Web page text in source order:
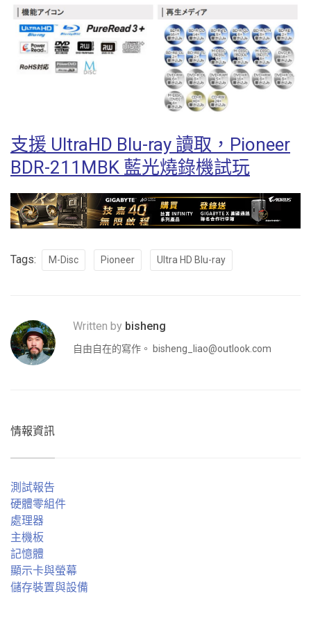
支援 UltraHD Blu-ray 讀取，Pioneer
BDR-211MBK 藍光燒錄機試玩
Tags: M-Disc Pioneer Ultra HD Blu-ray
Written by bisheng
自由自在的寫作。 bisheng_liao@outlook.com
情報資訊
測試報告
硬體零組件
處理器
主機板
記憶體
顯示卡與螢幕
儲存裝置與設備